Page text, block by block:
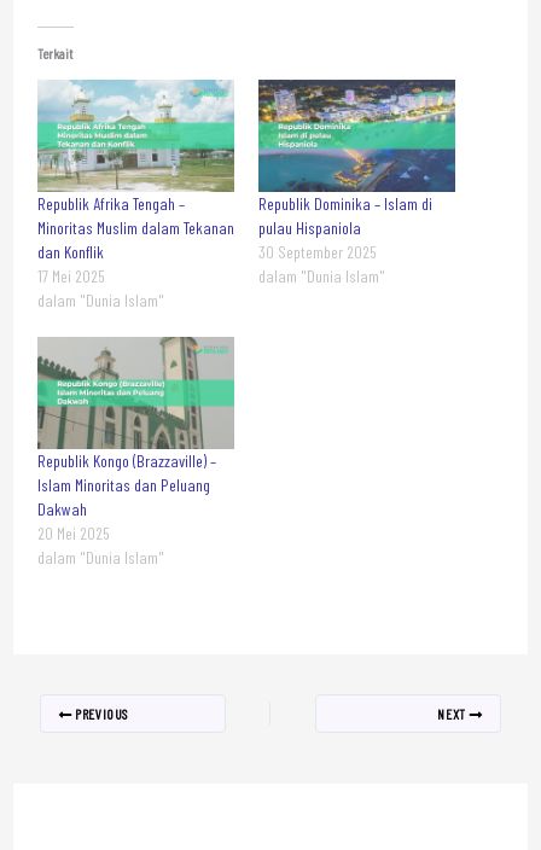
Terkait
Republik Afrika Tengah –
Minoritas Muslim dalam Tekanan
dan Konflik
17 Mei 2025
dalam "Dunia Islam"
Republik Dominika – Islam di
pulau Hispaniola
30 September 2025
dalam "Dunia Islam"
Republik Kongo (Brazzaville) –
Islam Minoritas dan Peluang
Dakwah
20 Mei 2025
dalam "Dunia Islam"
PREVIOUS NEXT